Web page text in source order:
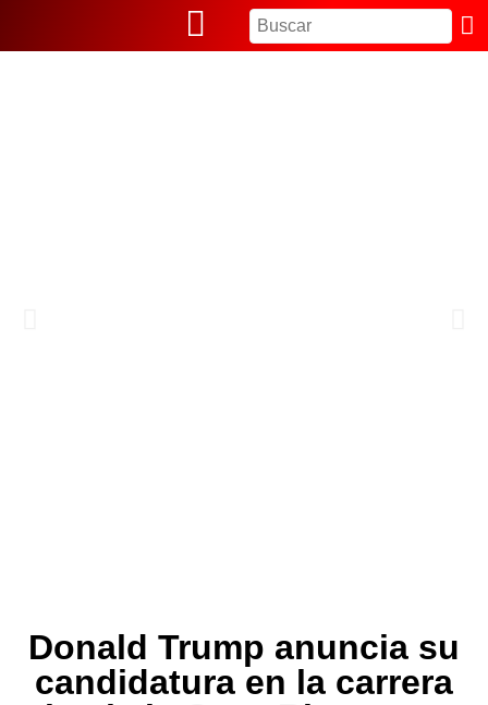
Donald Trump anuncia su
candidatura en la carrera